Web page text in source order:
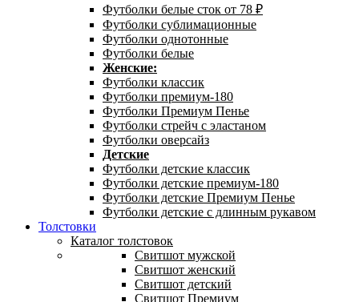
Футболки белые сток от 78 ₽
Футболки сублимационные
Футболки однотонные
Футболки белые
Женские:
Футболки классик
Футболки премиум-180
Футболки Премиум Пенье
Футболки стрейч с эластаном
Футболки оверсайз
Детские
Футболки детские классик
Футболки детские премиум-180
Футболки детские Премиум Пенье
Футболки детские с длинным рукавом
Толстовки
Каталог толстовок
Свитшот мужской
Свитшот женский
Свитшот детский
Свитшот Премиум